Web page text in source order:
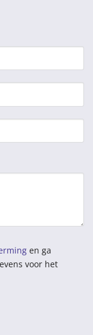
en ga
voor het